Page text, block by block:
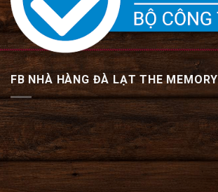
FB NHÀ HÀNG ĐÀ LẠT THE MEMORY